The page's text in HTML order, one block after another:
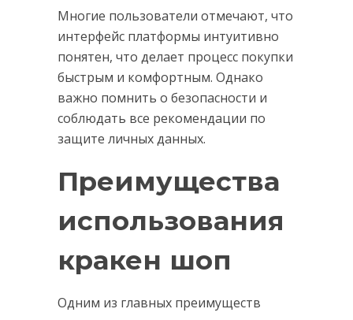
Многие пользователи отмечают, что
интерфейс платформы интуитивно
понятен, что делает процесс покупки
быстрым и комфортным. Однако
важно помнить о безопасности и
соблюдать все рекомендации по
защите личных данных.
Преимущества
использования
кракен шоп
Одним из главных преимуществ